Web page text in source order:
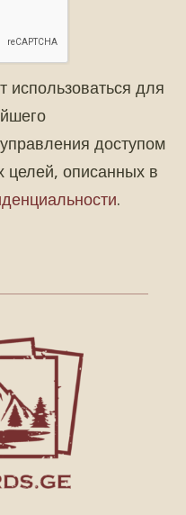
для
доступом
целей, описанных в
.